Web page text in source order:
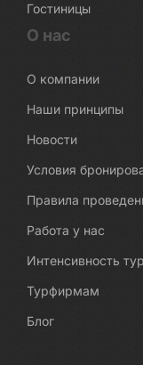
Гостиницы
О нас
О компании
Наши принципы
Новости
Условия
Правила
Работа у нас
Интенсивность
Турфирмам
Блог